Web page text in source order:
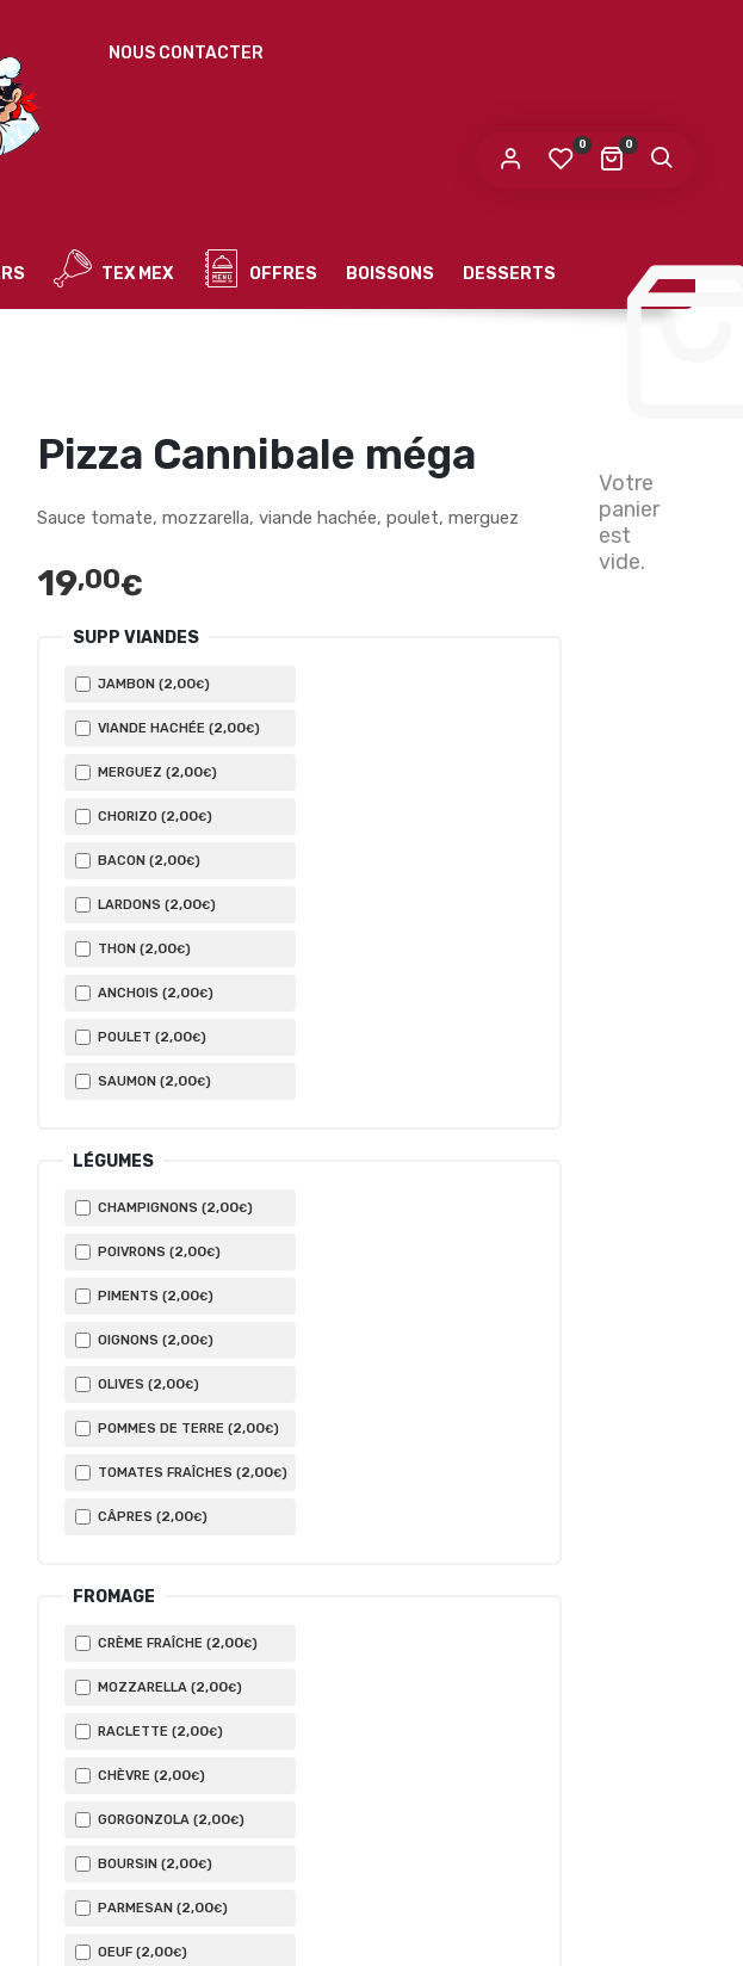
NOUS CONTACTER
0
Votre
panier
est
vide.
0
votre adresse
TEX MEX OFFRES BOISSONS DESSERTS
Pizza Cannibale méga
Sauce tomate, mozzarella, viande hachée, poulet, merguez
19,00€
SUPP VIANDES
JAMBON (2,00€)
VIANDE HACHÉE (2,00€)
MERGUEZ (2,00€)
CHORIZO (2,00€)
BACON (2,00€)
LARDONS (2,00€)
THON (2,00€)
ANCHOIS (2,00€)
POULET (2,00€)
SAUMON (2,00€)
LÉGUMES
CHAMPIGNONS (2,00€)
POIVRONS (2,00€)
PIMENTS (2,00€)
OIGNONS (2,00€)
OLIVES (2,00€)
POMMES DE TERRE (2,00€)
TOMATES FRAÎCHES (2,00€)
CÂPRES (2,00€)
FROMAGE
CRÈME FRAÎCHE (2,00€)
MOZZARELLA (2,00€)
RACLETTE (2,00€)
CHÈVRE (2,00€)
GORGONZOLA (2,00€)
BOURSIN (2,00€)
PARMESAN (2,00€)
OEUF (2,00€)